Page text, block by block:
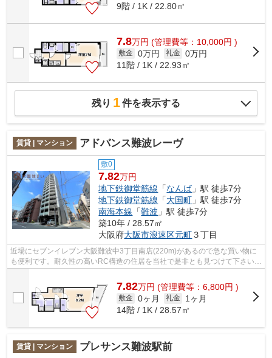
9階 / 1K / 22.80㎡
7.8万円 (管理費等：10,000円 )
敷金 0万円 礼金 0万円
11階 / 1K / 22.93㎡
残り 1件を表示する
賃貸 | マンション アドバンス難波レーヴ
敷0
7.82万円
地下鉄御堂筋線 「なんば」駅 徒歩7分
地下鉄御堂筋線 「大国町 」駅 徒歩7分
南海本線 「難波 」駅 徒歩7分
築10年 / 28.57㎡
大阪府大阪市浪速区元町３丁目
近場にセブンイレブン大阪難波中3丁目南店(220m)があるので急な買い物に
も便利です。耐久性の高いRC構造の住居を当社で是非とも見つけて下さい。
7.82万円 (管理費等：6,800円 )
敷金 0ヶ月 礼金
1ヶ月
14階 / 1K / 28.57㎡
賃貸 | マンション プレサンス難波駅前